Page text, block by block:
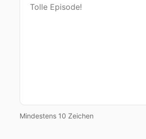
Mindestens 10 Zeichen